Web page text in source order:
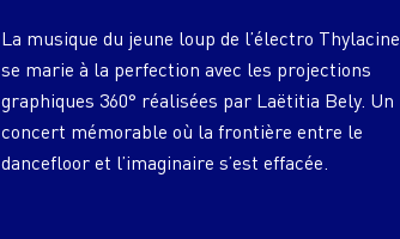
La musique du jeune loup de l’électro Thylacine
se marie à la perfection avec les projections
graphiques 360° réalisées par Laëtitia Bely. Un
concert mémorable où la frontière entre le
dancefloor et l’imaginaire s’est effacée.